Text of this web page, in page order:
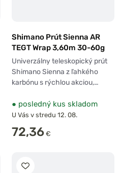
Shimano Prút Sienna AR
TEGT Wrap 3,60m 30-60g
Univerzálny teleskopický prút
Shimano Sienna z ľahkého
karbónu s rýchlou akciou,…
● posledný kus skladom
U Vás v stredu 12. 08.
72,36 €